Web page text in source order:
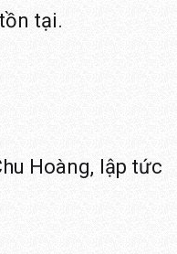
tại.
Hoàng, lập tức